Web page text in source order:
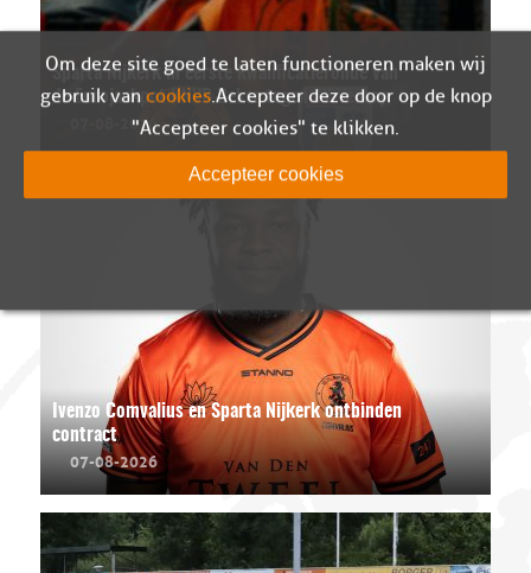
Sparta Nijkerk in eerste kwalificatieronde van
de Eurojackpot KNVB Beker tegen SV Venray
07-08-2026
Ivenzo Comvalius en Sparta Nijkerk ontbinden
contract
07-08-2026
Om deze site goed te laten functioneren maken wij
gebruik van cookies. Accepteer deze door op de knop
"Accepteer cookies" te klikken.
Accepteer cookies